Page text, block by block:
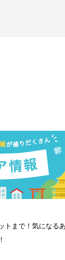
トまで！気になる